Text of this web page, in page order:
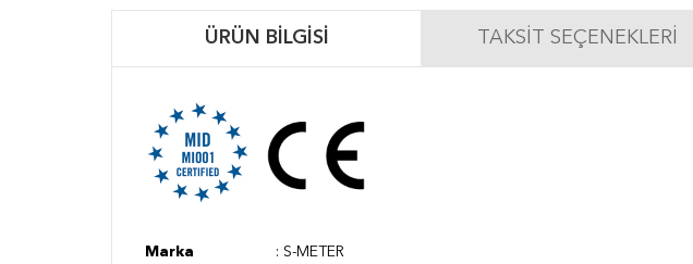
ÜRÜN BILGISI TAKSIT SEÇENEKLERI
Marka
: S-METER